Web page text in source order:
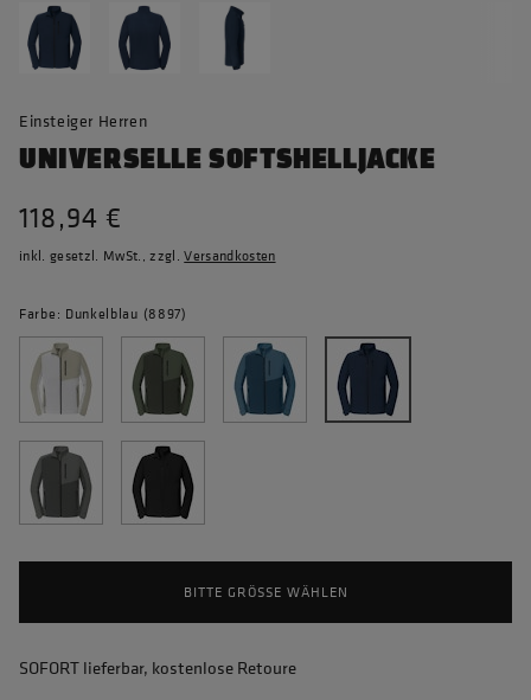
Einsteiger Herren
UNIVERSELLE SOFTSHELLJACKE
118,94 €
inkl. gesetzl. MwSt., zzgl.Versandkosten
Farbe: Dunkelblau (8897)
BITTE GRÖSSE WÄHLEN
SOFORT lieferbar, kostenlose Retoure